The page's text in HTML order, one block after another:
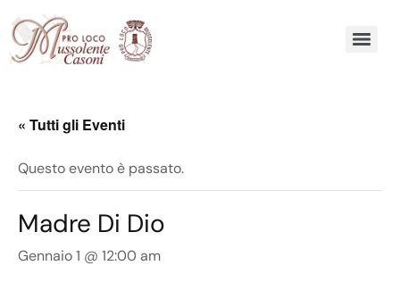
« Tutti gli Eventi
Questo evento è passato.
Madre Di Dio
Gennaio 1 @ 12:00 am